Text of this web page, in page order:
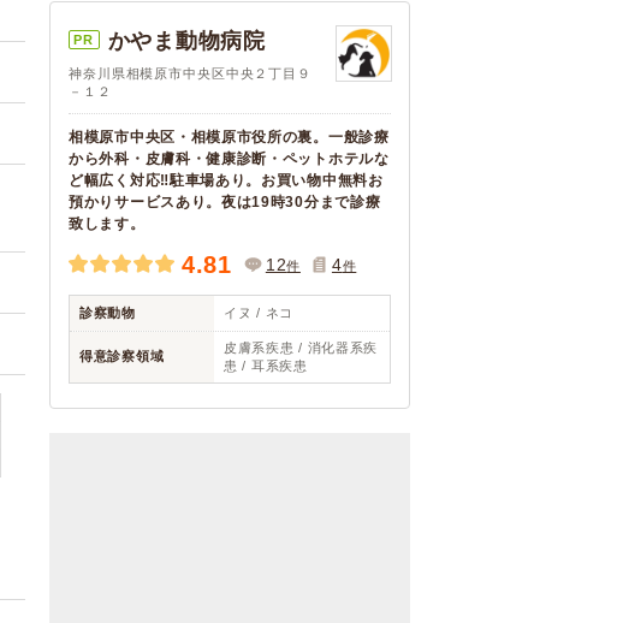
PR かやま動物病院
神奈川県相模原市中央区中央２丁目９
－１２
相模原市中央区・相模原市役所の裏。一般診療
から外科・皮膚科・健康診断・ペットホテルな
ど幅広く対応‼駐車場あり。お買い物中無料お
預かりサービスあり。夜は19時30分まで診療
致します。
4.81 12件 4件
診察動物 イヌ / ネコ
得意診察領域
皮膚系疾患 / 消化器系疾
患 / 耳系疾患